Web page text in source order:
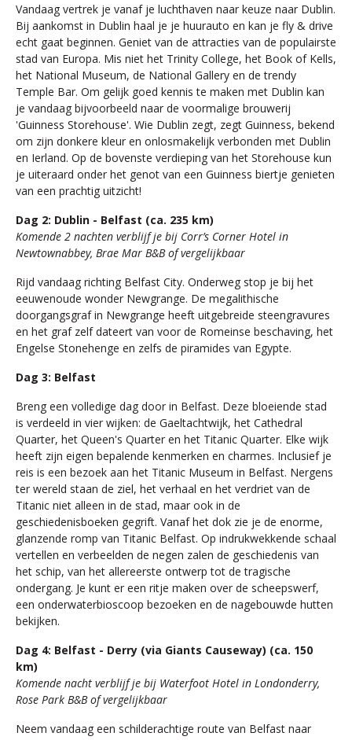
Vandaag vertrek je vanaf je luchthaven naar keuze naar Dublin.
Bij aankomst in Dublin haal je je huurauto en kan je fly & drive
echt gaat beginnen. Geniet van de attracties van de populairste
stad van Europa. Mis niet het Trinity College, het Book of Kells,
het National Museum, de National Gallery en de trendy
Temple Bar. Om gelijk goed kennis te maken met Dublin kan
je vandaag bijvoorbeeld naar de voormalige brouwerij
'Guinness Storehouse'. Wie Dublin zegt, zegt Guinness, bekend
om zijn donkere kleur en onlosmakelijk verbonden met Dublin
en Ierland. Op de bovenste verdieping van het Storehouse kun
je uiteraard onder het genot van een Guinness biertje genieten
van een prachtig uitzicht!
Dag 2: Dublin - Belfast (ca. 235 km)
Komende 2 nachten verblijf je bij Corr’s Corner Hotel in
Newtownabbey, Brae Mar B&B of vergelijkbaar
Rijd vandaag richting Belfast City. Onderweg stop je bij het
eeuwenoude wonder Newgrange. De megalithische
doorgangsgraf in Newgrange heeft uitgebreide steengravures
en het graf zelf dateert van voor de Romeinse beschaving, het
Engelse Stonehenge en zelfs de piramides van Egypte.
Dag 3: Belfast
Breng een volledige dag door in Belfast. Deze bloeiende stad
is verdeeld in vier wijken: de Gaeltachtwijk, het Cathedral
Quarter, het Queen's Quarter en het Titanic Quarter. Elke wijk
heeft zijn eigen bepalende kenmerken en charmes. Inclusief je
reis is een bezoek aan het Titanic Museum in Belfast. Nergens
ter wereld staan de ziel, het verhaal en het verdriet van de
Titanic niet alleen in de stad, maar ook in de
geschiedenisboeken gegrift. Vanaf het dok zie je de enorme,
glanzende romp van Titanic Belfast. Op indrukwekkende schaal
vertellen en verbeelden de negen zalen de geschiedenis van
het schip, van het allereerste ontwerp tot de tragische
ondergang. Je kunt er een ritje maken over de scheepswerf,
een onderwaterbioscoop bezoeken en de nagebouwde hutten
bekijken.
Dag 4: Belfast - Derry (via Giants Causeway) (ca. 150
km)
Komende nacht verblijf je bij Waterfoot Hotel in Londonderry,
Rose Park B&B of vergelijkbaar
Neem vandaag een schilderachtige route van Belfast naar